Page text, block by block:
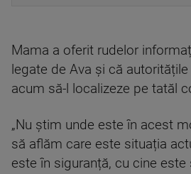
Mama a oferit rudelor
legate de Ava și că
acum să-l localizeze pe tatăl
„Nu știm unde este în acest
să aflăm care este situația
este în siguranță, cu cine este